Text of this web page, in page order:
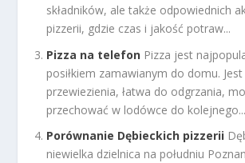
składników, ale także odpowiednich
pizzerii, gdzie czas i jakość potraw...
Pizza na telefon Pizza jest
posiłkiem zamawianym do domu.
przewiezienia, łatwa do odgrzania,
przechować w lodówce do kolejnego...
Porównanie Dębieckich pizzerii
niewielka dzielnica na południu